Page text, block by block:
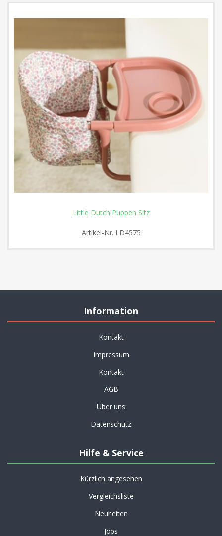
Little Dutch Puppen Sitz
Artikel-Nr. LD4575
Information
Kontakt
Impressum
Kontakt
AGB
Über uns
Datenschutz
Hilfe & Service
Kürzlich angesehen
Vergleichsliste
Neuheiten
Jobs